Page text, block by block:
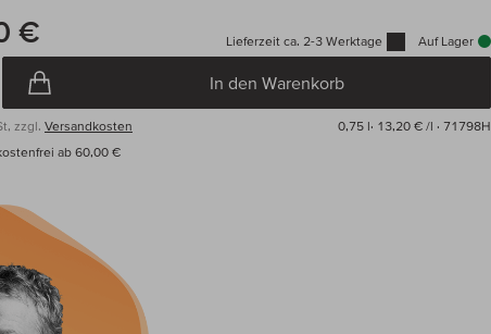
€ Lieferzeit ca. 2-3 Werktage Auf Lager
In den Warenkorb
zzgl. Versandkosten 0,75 l· 13,20 € /l · 71798H
ab 60,00 €